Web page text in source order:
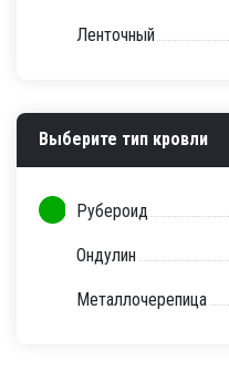
Ленточный
Выберите тип кровли
Рубероид
Ондулин
Металлочерепица